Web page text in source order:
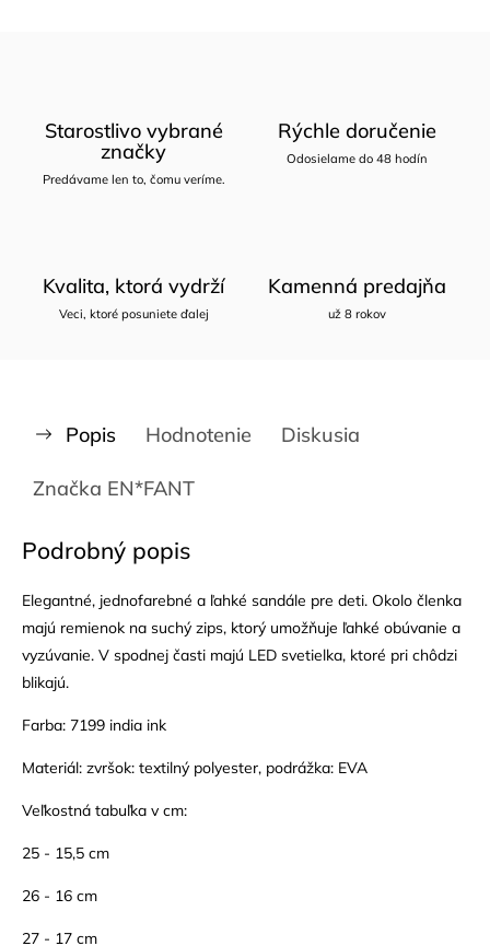
Starostlivo vybrané
značky
Predávame len to, čomu veríme.
Rýchle doručenie
Odosielame do 48 hodín
Kvalita, ktorá vydrží
Veci, ktoré posuniete ďalej
Kamenná predajňa
už 8 rokov
Popis Hodnotenie Diskusia
Značka EN*FANT
Podrobný popis
Elegantné, jednofarebné a ľahké sandále pre deti. Okolo členka
majú remienok na suchý zips, ktorý umožňuje ľahké obúvanie a
vyzúvanie. V spodnej časti majú LED svetielka, ktoré pri chôdzi
blikajú.
Farba: 7199 india ink
Materiál: zvršok: textilný polyester, podrážka: EVA
Veľkostná tabuľka v cm:
25 - 15,5 cm
26 - 16 cm
27 - 17 cm